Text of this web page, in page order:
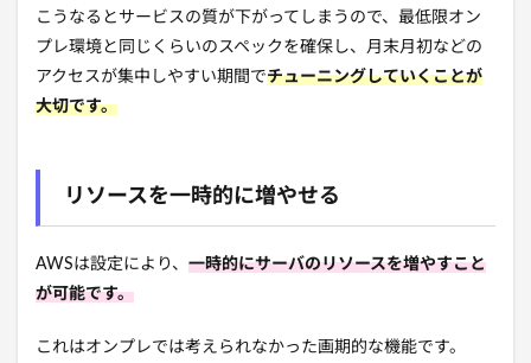
こうなるとサービスの質が下がってしまうので、最低限オン
プレ環境と同じくらいのスペックを確保し、月末月初などの
アクセスが集中しやすい期間でチューニングしていくことが
大切です。
リソースを一時的に増やせる
AWSは設定により、 一時的にサーバのリソースを増やすこと
が可能です。
これはオンプレでは考えられなかった画期的な機能です。